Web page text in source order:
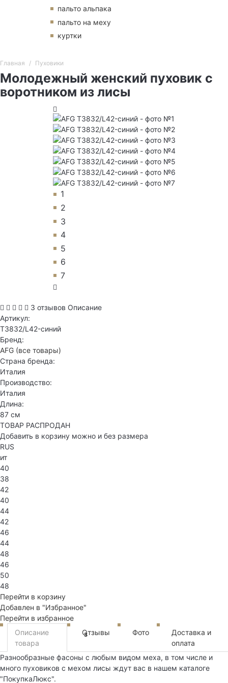
пальто альпака
пальто на меху
куртки
Главная Пуховики
Молодежный женский пуховик с
воротником из лисы
1
2
3
4
5
6
7
3 отзывов Описание
Артикул:
T3832/L42-синий
Бренд:
AFG (все товары)
Страна бренда:
Италия
Производство:
Италия
Длина:
87 см
ТОВАР РАСПРОДАН
Добавить в корзину можно и без размера
RUS
ит
40
38
42
40
44
42
46
44
48
46
50
48
Перейти в корзину
Добавлен в "Избранное"
Перейти в избранное
Описание
товара
Отзывы
3 Фото
Доставка и
оплата
Разнообразные фасоны с любым видом меха, в том числе и
много пуховиков с мехом лисы ждут вас в нашем каталоге
"ПокупкаЛюкс".